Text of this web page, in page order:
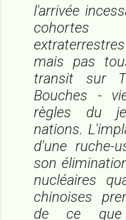
l'arrivée
cohortes
mais pas
transit sur
Bouches -
règles du
nations.
d'une ruche-
son
nucléaires
chinoises
de ce que